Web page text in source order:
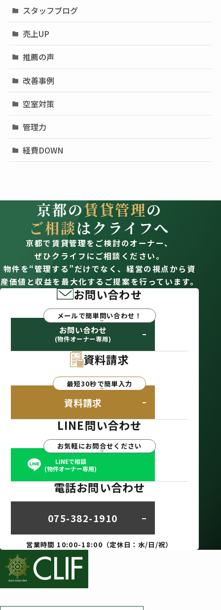
スタッフブログ
売上UP
推薦の声
改善事例
空室対策
管理力
経費DOWN
京都の賃貸管理の
ご相談はクライフへ
京都で賃貸管理をご検討のオーナー、
ぜひクライフにご相談ください。
物件を“管理する”だけでなく、経営の視点から資
産価値と収益を最大化するご提案を行っています。
お問い合わせ
メールで簡単問い合わせ！
お問い合わせ
(物件オーナー専用)
資料請求
最短30秒で簡単入力
資料請求
LINE問い合わせ
お気軽にお問合せください
LINEで相談
(物件オーナー専用)
電話お問い合わせ
075-382-1910
営業時間 10:00-18:00（定休日：水/日/祝）